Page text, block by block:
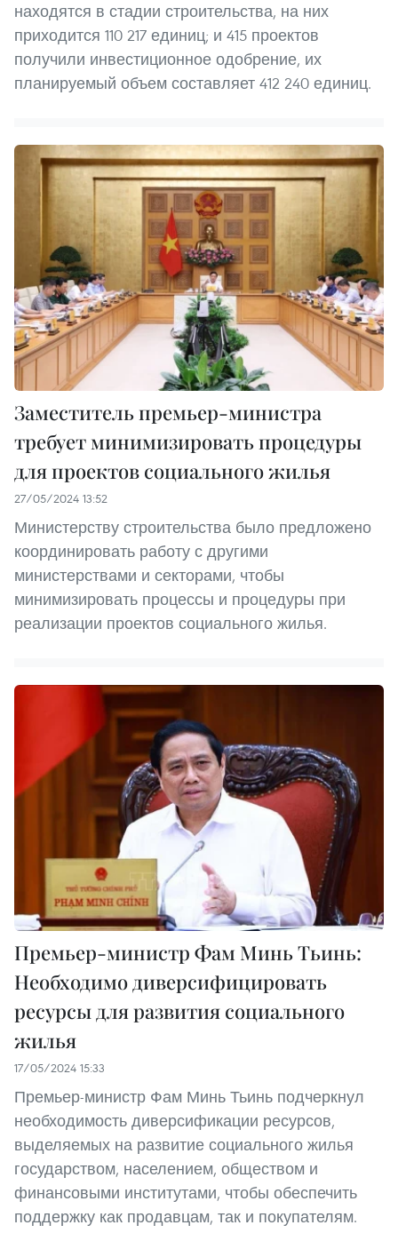
находятся в стадии строительства, на них
приходится 110 217 единиц; и 415 проектов
получили инвестиционное одобрение, их
планируемый объем составляет 412 240 единиц.
Заместитель премьер-министра
требует минимизировать процедуры
для проектов социального жилья
27/05/2024 13:52
Министерству строительства было предложено
координировать работу с другими
министерствами и секторами, чтобы
минимизировать процессы и процедуры при
реализации проектов социального жилья.
Премьер-министр Фам Минь Тьинь:
Необходимо диверсифицировать
ресурсы для развития социального
жилья
17/05/2024 15:33
Премьер-министр Фам Минь Тьинь подчеркнул
необходимость диверсификации ресурсов,
выделяемых на развитие социального жилья
государством, населением, обществом и
финансовыми институтами, чтобы обеспечить
поддержку как продавцам, так и покупателям.